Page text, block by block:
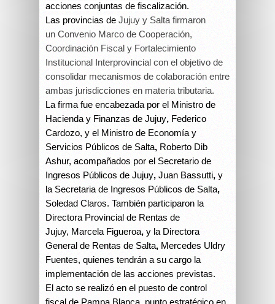
acciones conjuntas de fiscalización.
Las provincias de Jujuy y Salta firmaron
un Convenio Marco de Cooperación,
Coordinación Fiscal y Fortalecimiento
Institucional Interprovincial con el objetivo de
consolidar mecanismos de colaboración entre
ambas jurisdicciones en materia tributaria.
La firma fue encabezada por el Ministro de
Hacienda y Finanzas de Jujuy, Federico
Cardozo, y el Ministro de Economía y
Servicios Públicos de Salta, Roberto Dib
Ashur, acompañados por el Secretario de
Ingresos Públicos de Jujuy, Juan Bassutti, y
la Secretaria de Ingresos Públicos de Salta,
Soledad Claros. También participaron la
Directora Provincial de Rentas de
Jujuy, Marcela Figueroa, y la Directora
General de Rentas de Salta, Mercedes Uldry
Fuentes, quienes tendrán a su cargo la
implementación de las acciones previstas.
El acto se realizó en el puesto de control
fiscal de Pampa Blanca, punto estratégico en